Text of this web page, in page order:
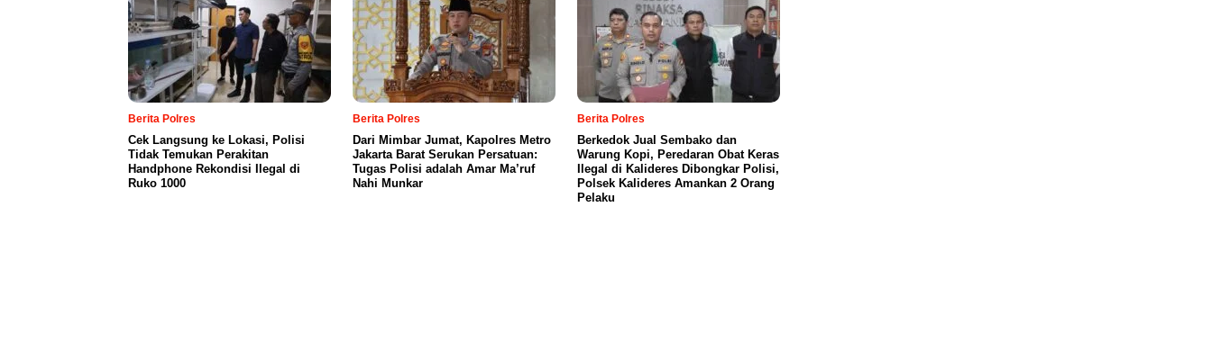
Berita Polres
Cek Langsung ke Lokasi, Polisi
Tidak Temukan Perakitan
Handphone Rekondisi Ilegal di
Ruko 1000
Berita Polres
Dari Mimbar Jumat, Kapolres Metro
Jakarta Barat Serukan Persatuan:
Tugas Polisi adalah Amar Ma’ruf
Nahi Munkar
Berita Polres
Berkedok Jual Sembako dan
Warung Kopi, Peredaran Obat Keras
Ilegal di Kalideres Dibongkar Polisi,
Polsek Kalideres Amankan 2 Orang
Pelaku